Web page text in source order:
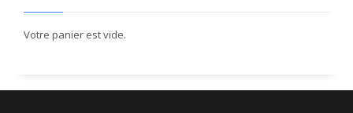
Votre panier est vide.